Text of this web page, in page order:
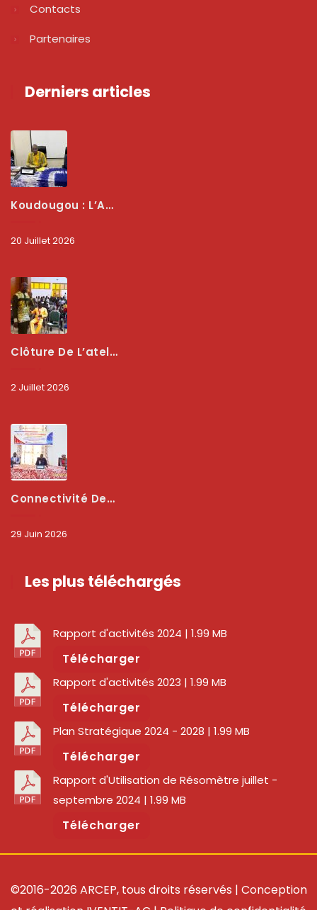
Contacts
Partenaires
Derniers articles
Koudougou : L’ARCEP Renforce Le Dialogue Avec Les Associations De Consommateurs Pour Mieux Protéger Les Usagers
20 Juillet 2026
Clôture De L’atelier National : L’ARCEP Et Les Collectivités Territoriales Consolident Leur Partenariat Pour Booster La Qualité Des Services Numériques
2 Juillet 2026
Connectivité Des Territoires : L’ARCEP Et Les Collectivités Territoriales Scellent Un Pacte Stratégique À Bobo-Dioulasso Pour Booster La Qualité Des Réseaux
29 Juin 2026
Les plus téléchargés
Rapport d'activités 2024 | 1.99 MB
Télécharger
Rapport d'activités 2023 | 1.99 MB
Télécharger
Plan Stratégique 2024 - 2028 | 1.99 MB
Télécharger
Rapport d'Utilisation de Résomètre juillet -
septembre 2024 | 1.99 MB
Télécharger
©2016-2026 ARCEP, tous droits réservés | Conception